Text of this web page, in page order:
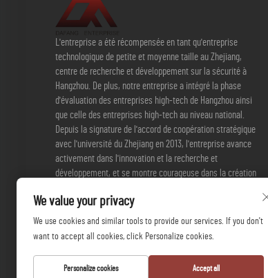
L'entreprise a été récompensée en tant qu'entreprise
technologique de petite et moyenne taille au Zhejiang,
centre de recherche et développement sur la sécurité à
Hangzhou. De plus, notre entreprise a intégré la phase
d'évaluation des entreprises high-tech de Hangzhou ainsi
que celle des entreprises high-tech au niveau national.
Depuis la signature de l'accord de coopération stratégique
avec l'université du Zhejiang en 2013, l'entreprise avance
activement dans l'innovation et la recherche et
développement, et se montre courageuse dans la création
3 brevets d'invention et de 17 brevets pratiques.
We value your privacy
We use cookies and similar tools to provide our services. If you don't
want to accept all cookies, click Personalize cookies.
Personalize cookies Accept all